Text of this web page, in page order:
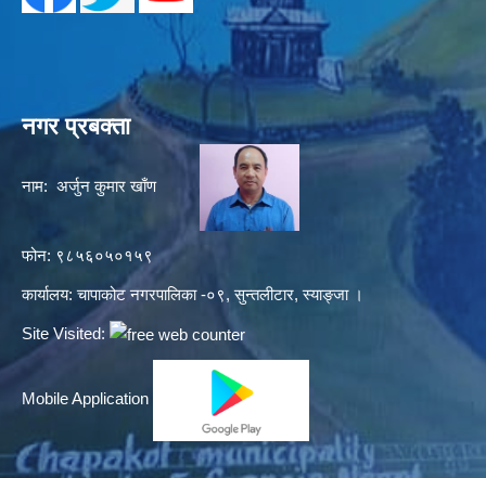
नगर प्रबक्ता
नाम: अर्जुन कुमार खाँण
फोन: ९८५६०५०१५९
कार्यालय: चापाकोट नगरपालिका -०९, सुन्तलीटार, स्याङ्जा ।
Site Visited:
Mobile Application